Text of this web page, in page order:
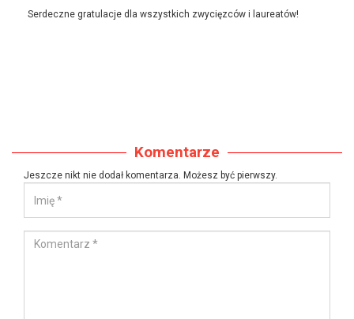
Serdeczne gratulacje dla wszystkich zwycięzców i laureatów!
Komentarze
Jeszcze nikt nie dodał komentarza. Możesz być pierwszy.